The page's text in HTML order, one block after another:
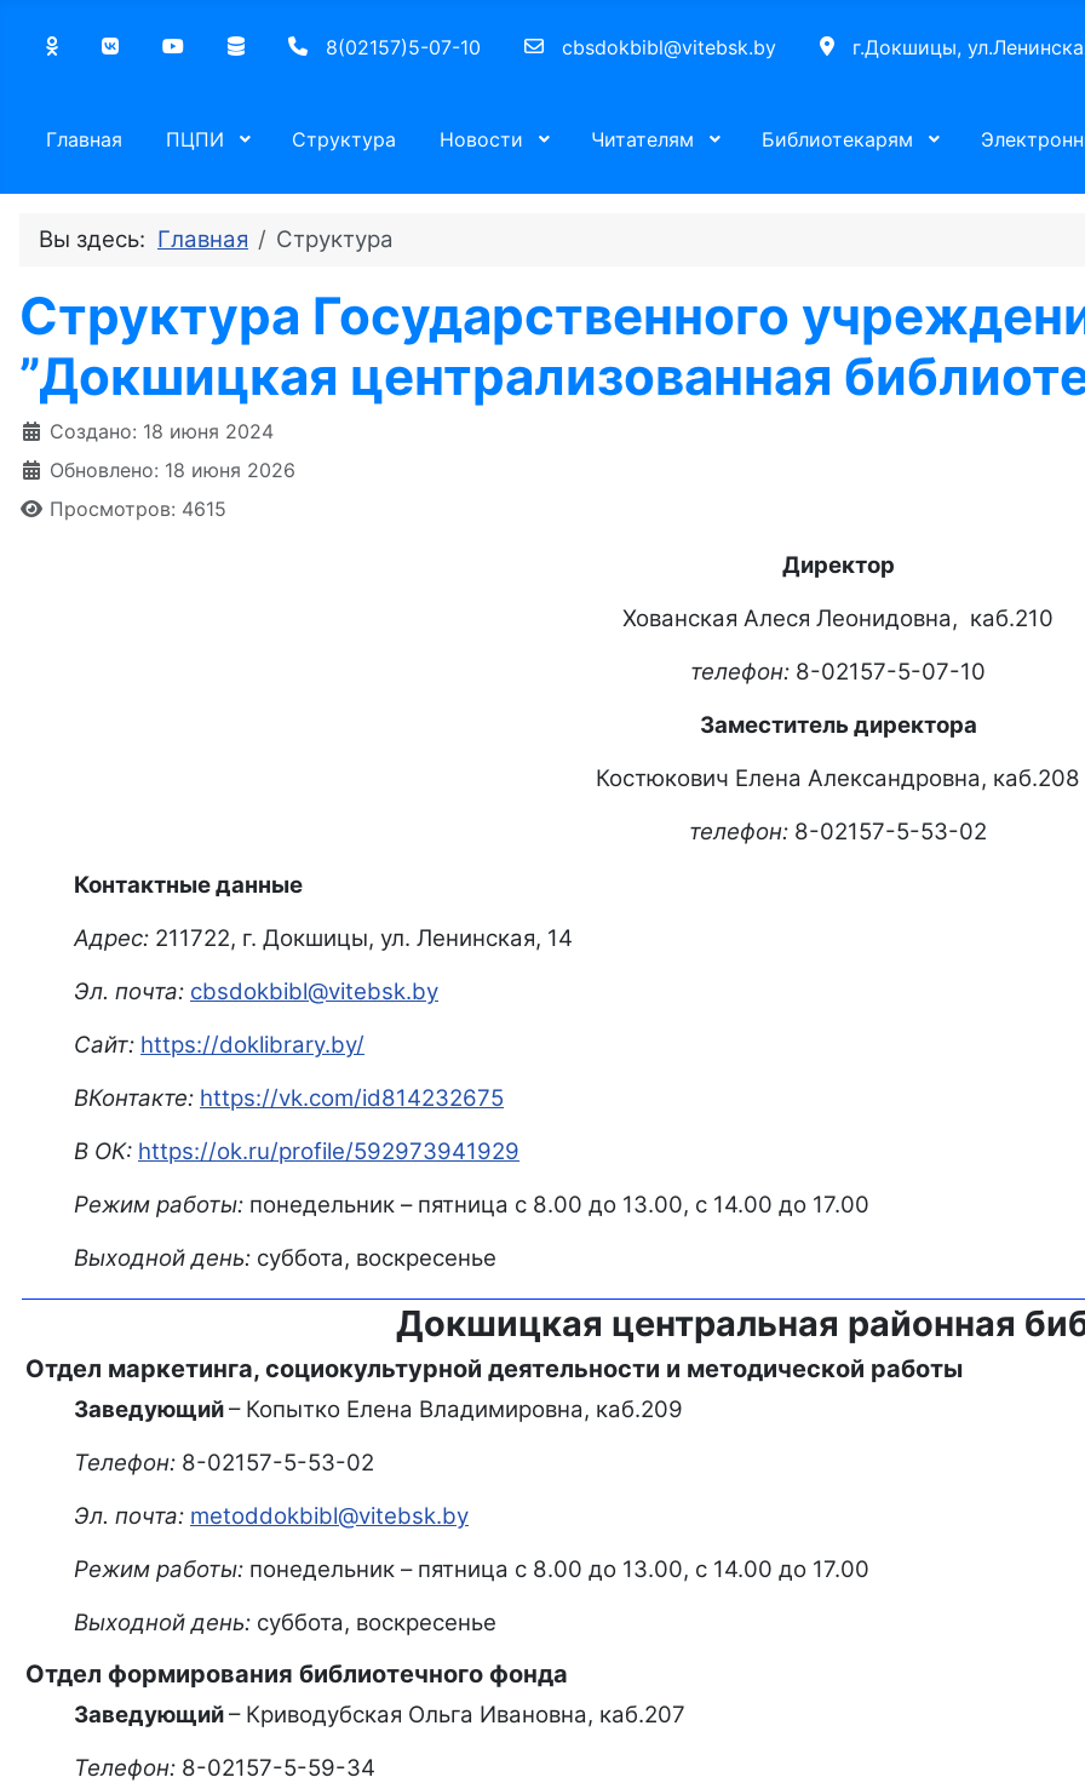
8(02157)5-07-10 cbsdokbibl@vitebsk.by г.Докшицы,
Главная ПЦПИ Структура Новости Читателям Библиотекарям
Вы здесь: Главная Структура
Структура Государственного
”Докшицкая централизованная
Информация о материале
Создано: 18 июня 2024
Обновлено: 18 июня 2026
Просмотров: 4615
Директор
Хованская Алеся Леонидовна, каб.210
телефон: 8-02157-5-07-10
Заместитель директора
Костюкович Елена Александровна, каб.208
телефон: 8-02157-5-53-02
Контактные данные
Адрес: 211722, г. Докшицы, ул. Ленинская, 14
Эл. почта: cbsdokbibl@vitebsk.by
Сайт: https://doklibrary.by/
ВКонтакте: https://vk.com/id814232675
В ОК: https://ok.ru/profile/592973941929
Режим работы: понедельник – пятница с 8.00 до 13.00, с 14.00 до 17.00
Выходной день: суббота, воскресенье
Докшицкая центральная районная
Отдел маркетинга, социокультурной деятельности и методической работы
Заведующий– Копытко Елена Владимировна, каб.209
Телефон: 8-02157-5-53-02
Эл. почта: metoddokbibl@vitebsk.by
Режим работы: понедельник – пятница с 8.00 до 13.00, с 14.00 до 17.00
Выходной день: суббота, воскресенье
Отдел формирования библиотечного фонда
Заведующий– Криводубская Ольга Ивановна, каб.207
Телефон: 8-02157-5-59-34